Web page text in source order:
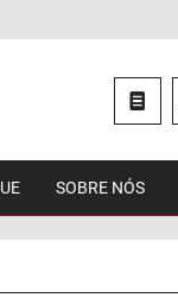
SOBRE NÓS